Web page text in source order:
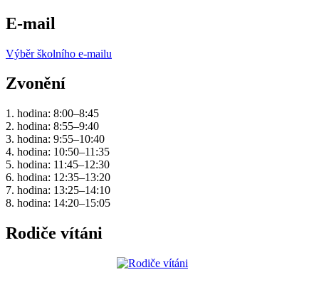
E-mail
Výběr školního e-mailu
Zvonění
1. hodina: 8:00–8:45
2. hodina: 8:55–9:40
3. hodina: 9:55–10:40
4. hodina: 10:50–11:35
5. hodina: 11:45–12:30
6. hodina: 12:35–13:20
7. hodina: 13:25–14:10
8. hodina: 14:20–15:05
Rodiče vítáni